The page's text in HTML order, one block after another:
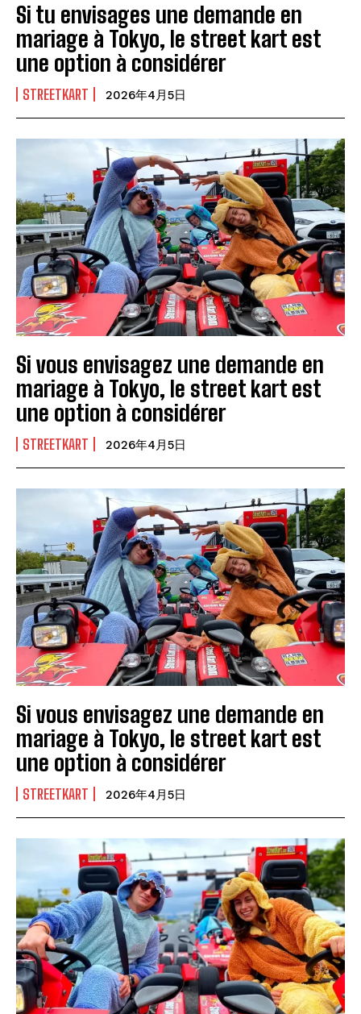
Si tu envisages une demande en
mariage à Tokyo, le street kart est
une option à considérer
STREETKART 2026年4月5日
Si vous envisagez une demande en
mariage à Tokyo, le street kart est
une option à considérer
STREETKART 2026年4月5日
Si vous envisagez une demande en
mariage à Tokyo, le street kart est
une option à considérer
STREETKART 2026年4月5日